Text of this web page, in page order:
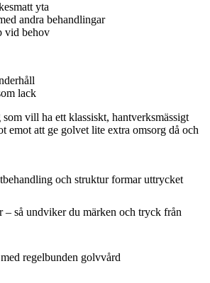
yta
andra behandlingar
vid behov
lack
vill ha ett klassiskt, hantverksmässigt
emot att ge golvet lite extra omsorg då och
och struktur formar uttrycket
– så undviker du märken och tryck från
regelbunden golvvård